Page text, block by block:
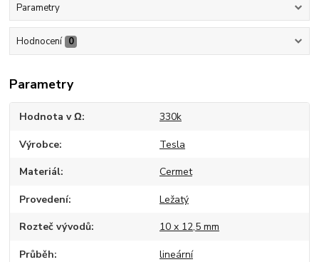
Parametry
Hodnocení 0
Parametry
Hodnota v Ω 330k
Výrobce Tesla
Materiál Cermet
Provedení Ležatý
Rozteč vývodů 10 x 12,5 mm
Průběh lineární